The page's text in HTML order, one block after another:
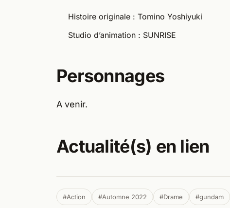
Histoire originale : Tomino Yoshiyuki
Studio d’animation : SUNRISE
Personnages
A venir.
Actualité(s) en lien
#Action #Automne 2022 #Drame #gundam